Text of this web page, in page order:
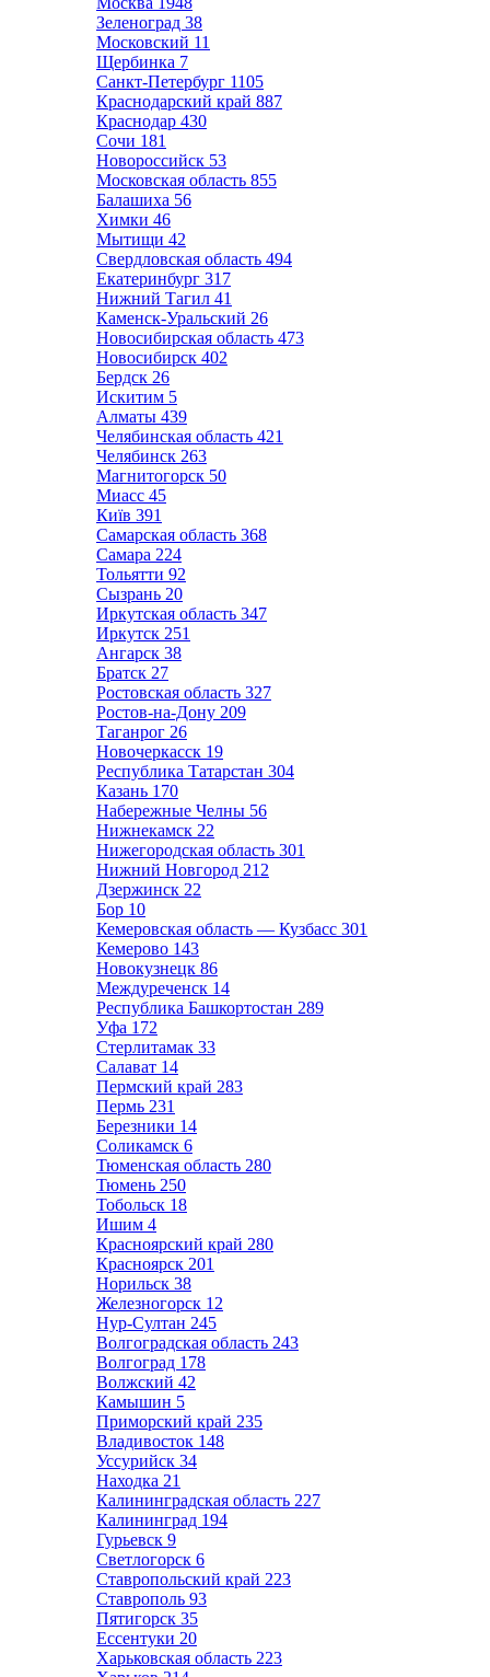
Зеленоград 38
Московский 11
Щербинка 7
Санкт-Петербург 1105
Краснодарский край 887
Краснодар 430
Сочи 181
Новороссийск 53
Московская область 855
Балашиха 56
Химки 46
Мытищи 42
Свердловская область 494
Екатеринбург 317
Нижний Тагил 41
Каменск-Уральский 26
Новосибирская область 473
Новосибирск 402
Бердск 26
Искитим 5
Алматы 439
Челябинская область 421
Челябинск 263
Магнитогорск 50
Миасс 45
Київ 391
Самарская область 368
Самара 224
Тольятти 92
Сызрань 20
Иркутская область 347
Иркутск 251
Ангарск 38
Братск 27
Ростовская область 327
Ростов-на-Дону 209
Таганрог 26
Новочеркасск 19
Республика Татарстан 304
Казань 170
Набережные Челны 56
Нижнекамск 22
Нижегородская область 301
Нижний Новгород 212
Дзержинск 22
Бор 10
Кемеровская область — Кузбасс 301
Кемерово 143
Новокузнецк 86
Междуреченск 14
Республика Башкортостан 289
Уфа 172
Стерлитамак 33
Салават 14
Пермский край 283
Пермь 231
Березники 14
Соликамск 6
Тюменская область 280
Тюмень 250
Тобольск 18
Ишим 4
Красноярский край 280
Красноярск 201
Норильск 38
Железногорск 12
Нур-Султан 245
Волгоградская область 243
Волгоград 178
Волжский 42
Камышин 5
Приморский край 235
Владивосток 148
Уссурийск 34
Находка 21
Калининградская область 227
Калининград 194
Гурьевск 9
Светлогорск 6
Ставропольский край 223
Ставрополь 93
Пятигорск 35
Ессентуки 20
Харьковская область 223